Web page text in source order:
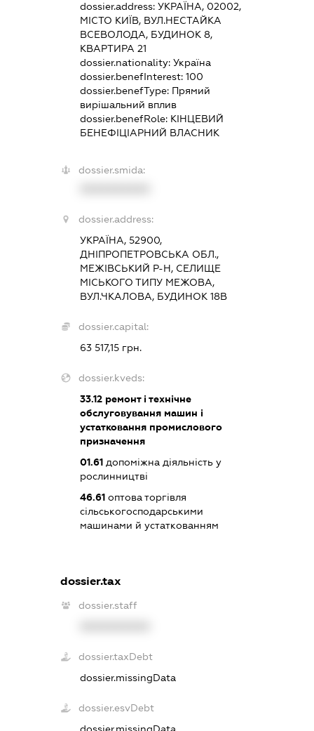
dossier.address:УКРАЇНА, 02002,
МІСТО КИЇВ, ВУЛ.НЕСТАЙКА
ВСЕВОЛОДА, БУДИНОК 8,
КВАРТИРА 21
dossier.nationality:Україна
dossier.benefInterest:100
dossier.benefType: Прямий
вирішальний вплив
dossier.benefRole: КІНЦЕВИЙ
БЕНЕФІЦІАРНИЙ ВЛАСНИК
dossier.smida:
dossier.address:
УКРАЇНА, 52900,
ДНІПРОПЕТРОВСЬКА ОБЛ.,
МЕЖІВСЬКИЙ Р-Н, СЕЛИЩЕ
МІСЬКОГО ТИПУ МЕЖОВА,
ВУЛ.ЧКАЛОВА, БУДИНОК 18В
dossier.capital:
63 517,15 грн.
dossier.kveds:
33.12 ремонт і технічне
обслуговування машин і
устатковання промислового
призначення
01.61 допоміжна діяльність у
рослинництві
46.61 оптова торгівля
сільськогосподарськими
машинами й устаткованням
dossier.tax
dossier.staff
dossier.taxDebt
dossier.missingData
dossier.esvDebt
dossier.missingData